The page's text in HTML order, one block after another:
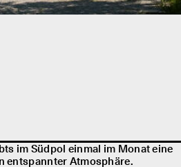
im Südpol einmal im Monat eine
entspannter Atmosphäre.